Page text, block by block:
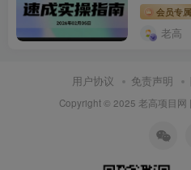
会员专属
老高
用户协议 免责声明
Copyright © 2025 老高项目网 |